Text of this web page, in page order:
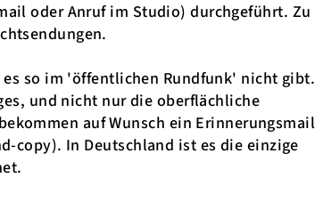
oder Anruf im Studio) durchgeführt. Zu
so im 'öffentlichen Rundfunk' nicht gibt.
und nicht nur die oberflächliche
auf Wunsch ein Erinnerungsmail
copy). In Deutschland ist es die einzige